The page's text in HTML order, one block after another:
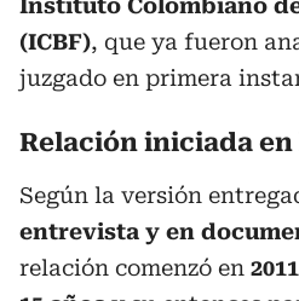
Instituto Colombiano
(ICBF), que ya fueron
juzgado en primera
Relación iniciada
Según la versión
entrevista y en
relación comenzó en 2011